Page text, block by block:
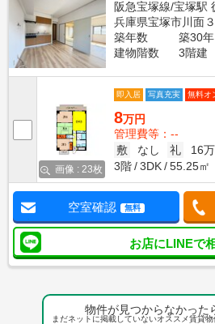
阪急宝塚線/宝塚駅
兵庫県宝塚市川面
築年数
築30年
建物階数
3階建
画像 : 23枚
即入居 写真充実 無料オ
8万円
管理費等：--
敷
なし 礼
16万
3階
3DK 55.25㎡
空室確認 無料
お店にLINEで
物件が見つからなかった
まだネットに掲載していないオススメ賃貸